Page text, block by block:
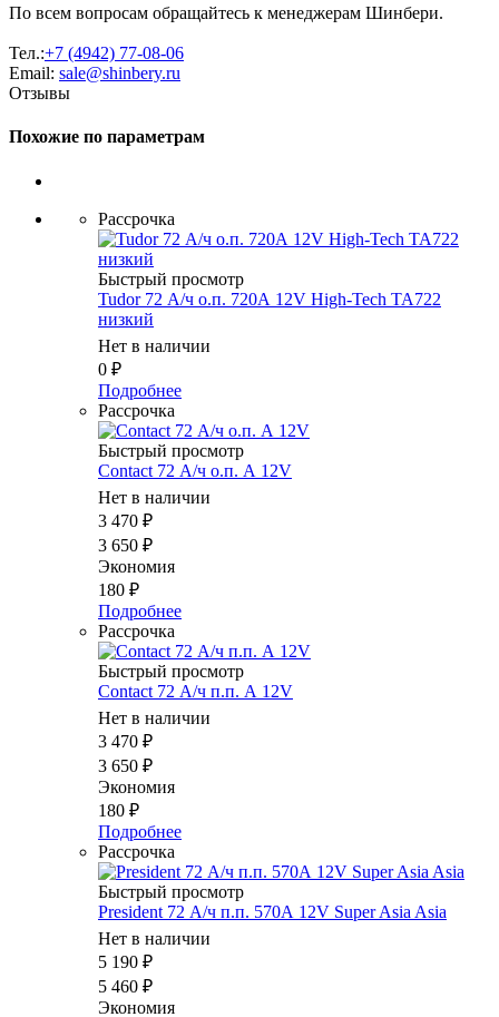
По всем вопросам обращайтесь к менеджерам Шинбери.
Тел.:+7 (4942) 77-08-06
Email: sale@shinbery.ru
Отзывы
Похожие по параметрам
Рассрочка
Быстрый просмотр
Tudor 72 А/ч о.п. 720А 12V High-Tech TA722
низкий
Нет в наличии
0 ₽
Подробнее
Рассрочка
Быстрый просмотр
Contact 72 А/ч о.п. А 12V
Нет в наличии
3 470 ₽
3 650 ₽
Экономия
180 ₽
Подробнее
Рассрочка
Быстрый просмотр
Contact 72 А/ч п.п. А 12V
Нет в наличии
3 470 ₽
3 650 ₽
Экономия
180 ₽
Подробнее
Рассрочка
Быстрый просмотр
President 72 А/ч п.п. 570А 12V Supеr Asia Asia
Нет в наличии
5 190 ₽
5 460 ₽
Экономия